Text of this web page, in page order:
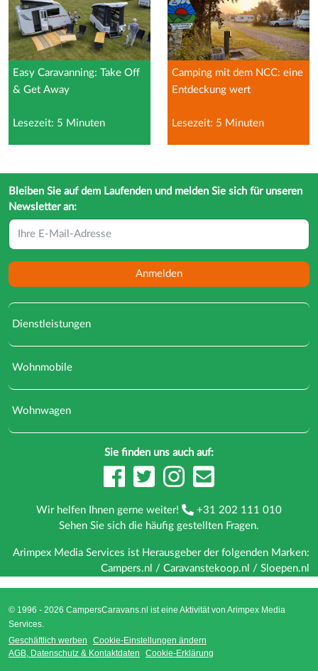
Easy Caravanning: Take Off
& Get Away
Lesezeit: 5 Minuten
Camping mit dem NCC: eine
Entdeckung wert
Lesezeit: 5 Minuten
Bleiben Sie auf dem Laufenden und melden Sie sich für unseren
Newsletter an:
Anmelden
Dienstleistungen
Wohnmobile
Wohnwagen
Sie finden uns auch auf:
Wir helfen Ihnen gerne weiter!
+31 202 111 010
Sehen Sie sich die häufig gestellten Fragen.
Arimpex Media Services ist Herausgeber der folgenden Marken:
Campers.nl / Caravanstekoop.nl / Sloepen.nl
© 1996 - 2026 CampersCaravans.nl ist eine Aktivität von Arimpex Media
Services.
Geschäftlich werben
Cookie-Einstellungen ändern
AGB, Datenschutz & Kontaktdaten
Cookie-Erklärung